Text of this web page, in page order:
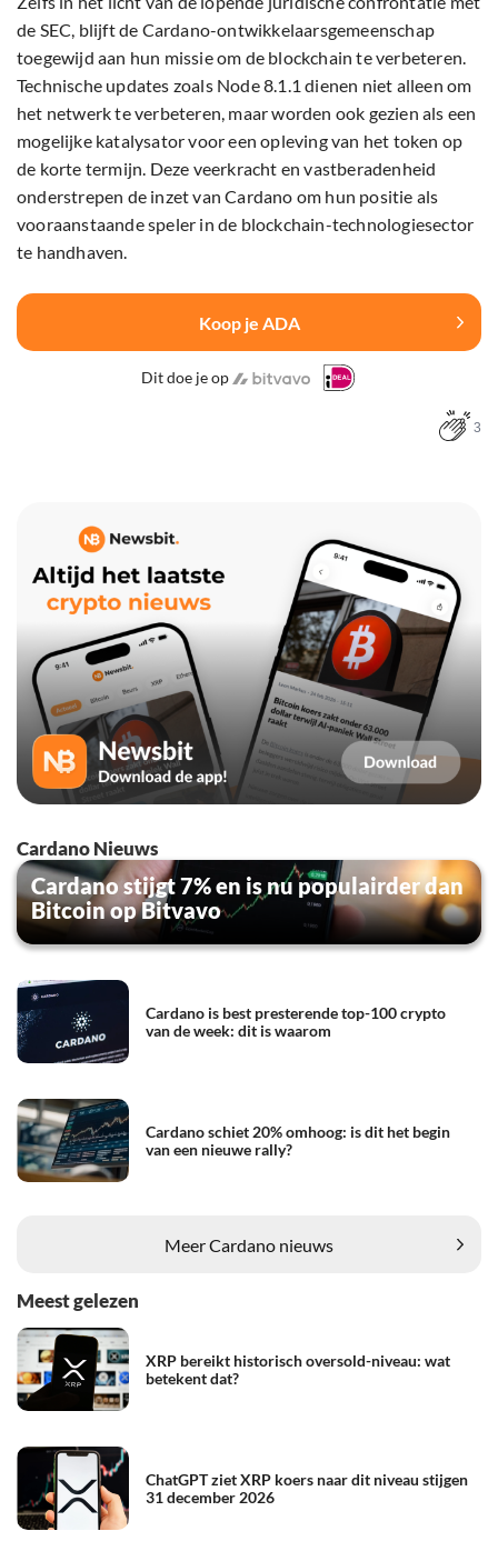
de SEC, blijft de Cardano-ontwikkelaarsgemeenschap
toegewijd aan hun missie om de blockchain te verbeteren.
Technische updates zoals Node 8.1.1 dienen niet alleen om
het netwerk te verbeteren, maar worden ook gezien als een
mogelijke katalysator voor een opleving van het token op
de korte termijn. Deze veerkracht en vastberadenheid
onderstrepen de inzet van Cardano om hun positie als
vooraanstaande speler in de blockchain-technologiesector
te handhaven.
Koop je ADA
Dit doe je op
3
Cardano Nieuws
Cardano stijgt 7% en is nu populairder dan
Bitcoin op Bitvavo
Cardano is best presterende top-100 crypto
van de week: dit is waarom
Cardano schiet 20% omhoog: is dit het begin
van een nieuwe rally?
Meer Cardano nieuws
Meest gelezen
XRP bereikt historisch oversold-niveau: wat
betekent dat?
ChatGPT ziet XRP koers naar dit niveau stijgen
31 december 2026